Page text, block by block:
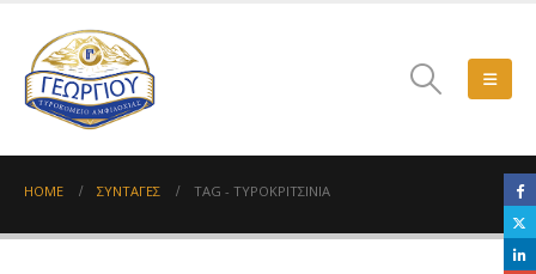
HOME ΣΥΝΤΑΓΈΣ TAG - ΤΥΡΟΚΡΙΤΣΊΝΙΑ